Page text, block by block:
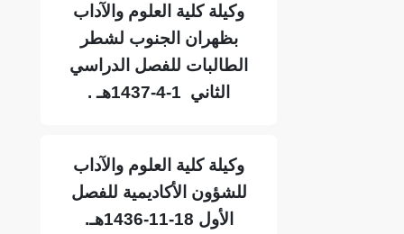
وكيلة كلية العلوم والآداب
بظهران الجنوب لشطر
الطالبات للفصل الدراسي
وكيلة كلية العلوم والآداب
للشؤون الأكاديمية للفصل